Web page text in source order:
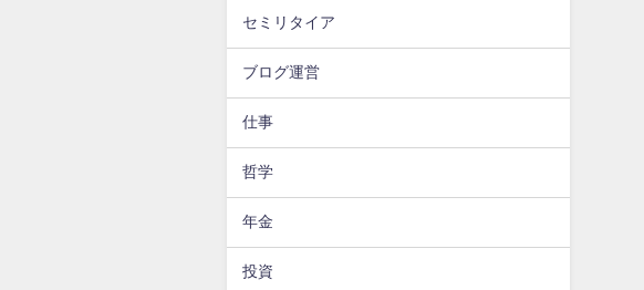
セミリタイア
ブログ運営
仕事
哲学
年金
投資